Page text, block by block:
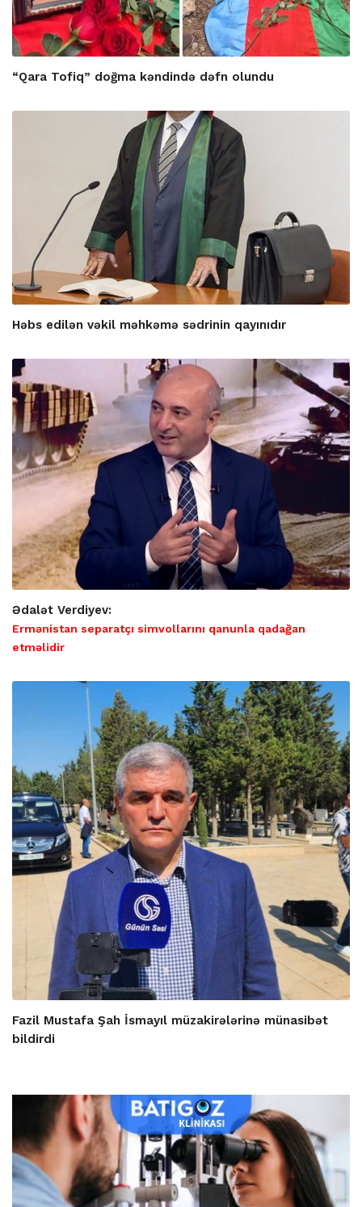
“Qara Tofiq” doğma kəndində dəfn olundu
Həbs edilən vəkil məhkəmə sədrinin qayınıdır
Ədalət Verdiyev:
Ermənistan separatçı simvollarını qanunla qadağan
etməlidir
Fazil Mustafa Şah İsmayıl müzakirələrinə münasibət
bildirdi